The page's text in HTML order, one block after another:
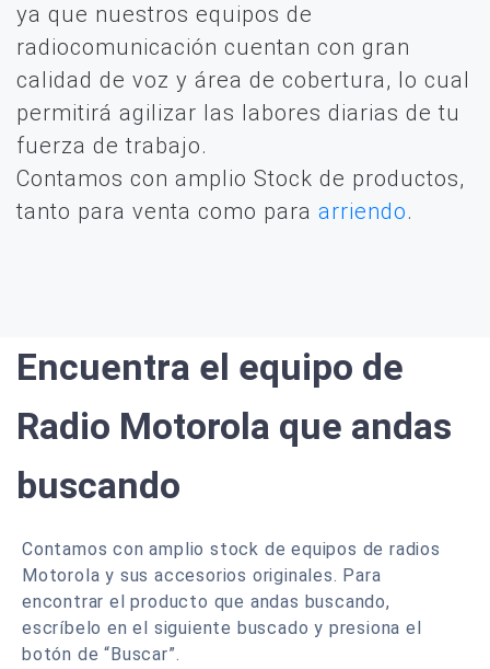
ya que nuestros equipos de
radiocomunicación cuentan con gran
calidad de voz y área de cobertura, lo cual
permitirá agilizar las labores diarias de tu
fuerza de trabajo.
Contamos con amplio Stock de productos,
tanto para venta como para arriendo.
Encuentra el equipo de
Radio Motorola que andas
buscando
Contamos con amplio stock de equipos de radios
Motorola y sus accesorios originales. Para
encontrar el producto que andas buscando,
escríbelo en el siguiente buscado y presiona el
botón de “Buscar”.